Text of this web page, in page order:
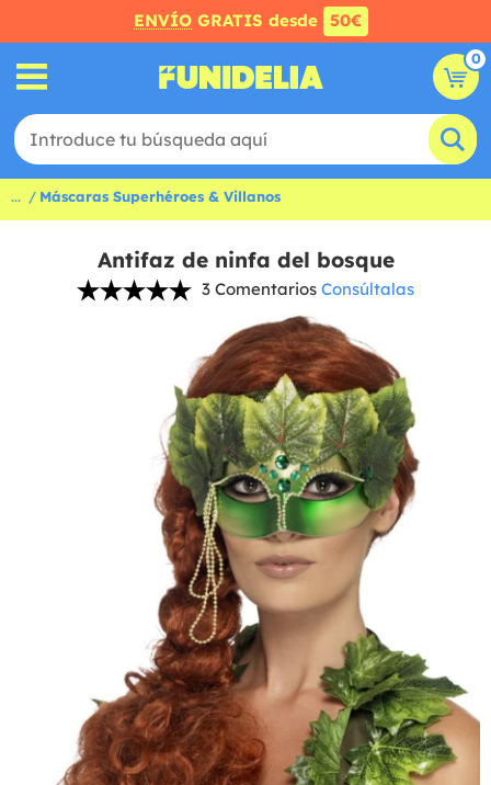
ENVÍO GRATIS desde 50€
0
... Máscaras Superhéroes & Villanos
Antifaz de ninfa del bosque
3 Comentarios Consúltalas